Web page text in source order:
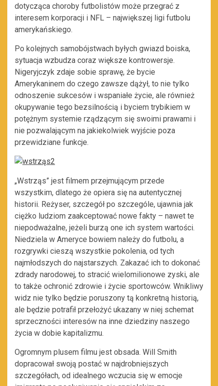
dotycząca choroby futbolistów może przegrać z
interesem korporacji i NFL – największej ligi futbolu
amerykańskiego.
Po kolejnych samobójstwach byłych gwiazd boiska,
sytuacja wzbudza coraz większe kontrowersje.
Nigeryjczyk zdaje sobie sprawę, że bycie
Amerykaninem do czego zawsze dążył, to nie tylko
odnoszenie sukcesów i wspaniałe życie, ale również
okupywanie tego bezsilnością i byciem trybikiem w
potężnym systemie rządzącym się swoimi prawami i
nie pozwalającym na jakiekolwiek wyjście poza
przewidziane funkcje.
„Wstrząs” jest filmem przejmującym przede
wszystkim, dlatego że opiera się na autentycznej
historii. Reżyser, szczegół po szczególe, ujawnia jak
ciężko ludziom zaakceptować nowe fakty – nawet te
niepodważalne, jeżeli burzą one ich system wartości.
Niedziela w Ameryce bowiem należy do futbolu, a
rozgrywki cieszą wszystkie pokolenia, od tych
najmłodszych do najstarszych. Zakazać ich to dokonać
zdrady narodowej, to stracić wielomilionowe zyski, ale
to także ochronić zdrowie i życie sportowców. Wnikliwy
widz nie tylko będzie poruszony tą konkretną historią,
ale będzie potrafił przełożyć ukazany w niej schemat
sprzeczności interesów na inne dziedziny naszego
życia w dobie kapitalizmu.
Ogromnym plusem filmu jest obsada. Will Smith
dopracował swoją postać w najdrobniejszych
szczegółach, od idealnego wczucia się w emocje